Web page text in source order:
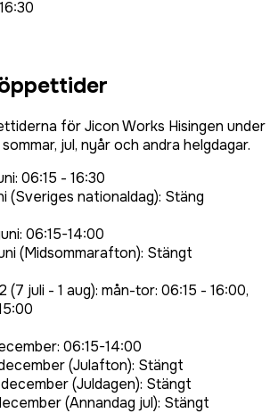
för Jicon Works Hisingen under
jul, nyår och andra helgdagar.
06:15 - 16:30
(Sveriges nationaldag): Stäng
06:15-14:00
(Midsommarafton): Stängt
(7 juli - 1 aug): mån-tor: 06:15 - 16:00,
06:15-14:00
(Julafton): Stängt
(Juldagen): Stängt
(Annandag jul): Stängt